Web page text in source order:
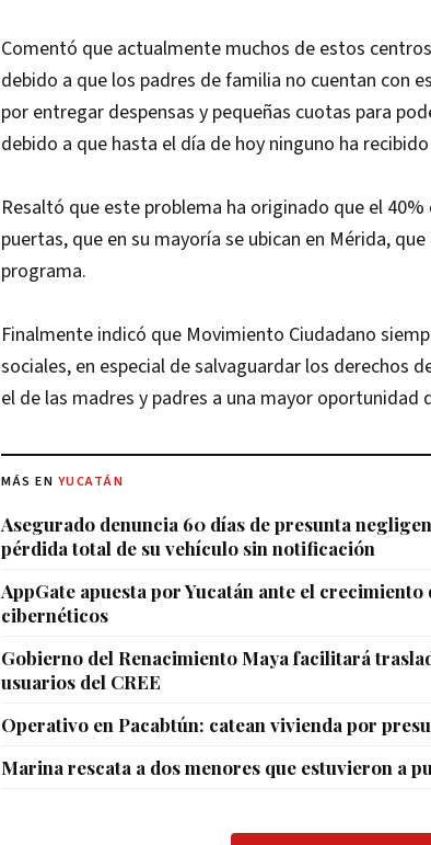
Comentó que actualmente muchos de estos
debido a que los padres de familia no cuentan con
por entregar despensas y pequeñas cuotas para
debido a que hasta el día de hoy ninguno ha
Resaltó que este problema ha originado que el
puertas, que en su mayoría se ubican en Mérida,
programa.
Finalmente indicó que Movimiento Ciudadano
sociales, en especial de salvaguardar los derechos
el de las madres y padres a una mayor oportunidad
MÁS EN YUCATÁN
Asegurado denuncia 60 días de presunta
pérdida total de su vehículo sin notificación
AppGate apuesta por Yucatán ante el
cibernéticos
Gobierno del Renacimiento Maya facilitará
usuarios del CREE
Operativo en Pacabtún: catean vivienda por
Marina rescata a dos menores que estuvieron a